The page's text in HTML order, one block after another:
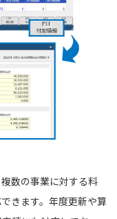
数の事業に対する料
きます。年度更新や算